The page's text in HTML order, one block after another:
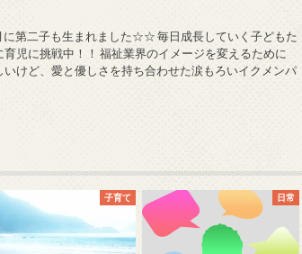
第二子も生まれました☆☆ 毎日成長していく子どもた
児に挑戦中！！ 福祉業界のイメージを変えるために
けど、愛と優しさを持ち合わせた涙もろいイクメンパ
子育て 日常